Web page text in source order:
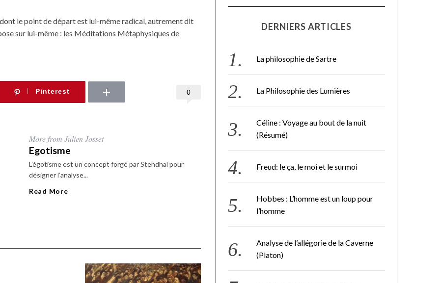
le point de départ est lui-même radical, autrement dit
sur lui-même : les Méditations Métaphysiques de
0
Pinterest
More from Julien Josset
Egotisme
L’égotisme est un concept forgé par Stendhal pour
désigner l’analyse...
Read More
DERNIERS ARTICLES
La philosophie de Sartre
La Philosophie des Lumières
Céline : Voyage au bout de la nuit
(Résumé)
Freud: le ça, le moi et le surmoi
Hobbes : L’homme est un loup pour
l’homme
Analyse de l’allégorie de la Caverne
(Platon)